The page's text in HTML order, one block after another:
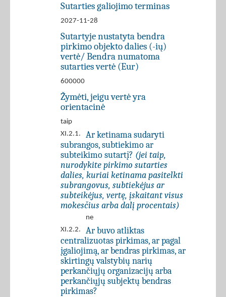
Sutarties galiojimo terminas
2027-11-28
Sutartyje nustatyta bendra
pirkimo objekto dalies (-ių)
vertė/ Bendra numatoma
sutarties vertė (Eur)
600000
Žymėti, jeigu vertė yra
orientacinė
taip
XI.2.1.
Ar ketinama sudaryti
subrangos, subtiekimo ar
subteikimo sutartį? (jei taip,
nurodykite pirkimo sutarties
dalies, kuriai ketinama pasitelkti
subrangovus, subtiekėjus ar
subteikėjus, vertę, įskaitant visus
mokesčius arba dalį procentais)
ne
XI.2.2.
Ar buvo atliktas
centralizuotas pirkimas, ar pagal
įgaliojimą, ar bendras pirkimas, ar
skirtingų valstybių narių
perkančiųjų organizacijų arba
perkančiųjų subjektų bendras
pirkimas?